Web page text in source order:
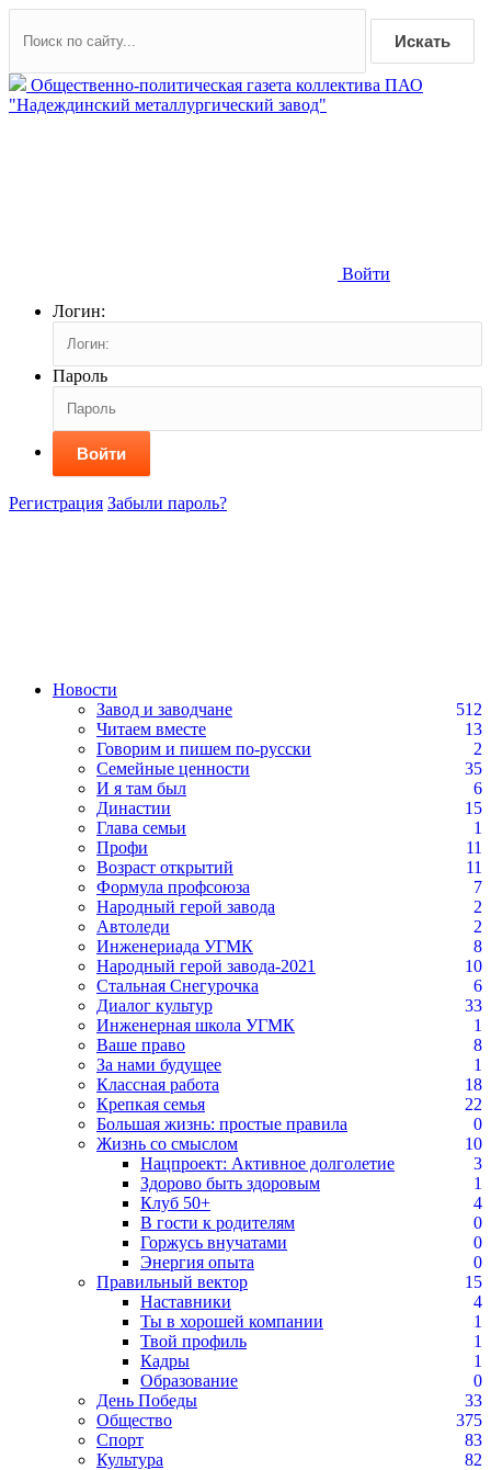
Искать
Общественно-политическая газета коллектива ПАО
"Надеждинский металлургический завод"
Войти
Логин:
Пароль
Войти
Регистрация Забыли пароль?
Новости
Завод и заводчане
512
Читаем вместе
13
Говорим и пишем по-русски
2
Семейные ценности
35
И я там был
6
Династии
15
Глава семьи
1
Профи
11
Возраст открытий
11
Формула профсоюза
7
Народный герой завода
2
Автоледи
2
Инженериада УГМК
8
Народный герой завода-2021
10
Стальная Снегурочка
6
Диалог культур
33
Инженерная школа УГМК
1
Ваше право
8
За нами будущее
1
Классная работа
18
Крепкая семья
22
Большая жизнь: простые правила
0
Жизнь со смыслом
10
Нацпроект: Активное долголетие
3
Здорово быть здоровым
1
Клуб 50+
4
В гости к родителям
0
Горжусь внучатами
0
Энергия опыта
0
Правильный вектор
15
Наставники
4
Ты в хорошей компании
1
Твой профиль
1
Кадры
1
Образование
0
День Победы
33
Общество
375
Спорт
83
Культура
82